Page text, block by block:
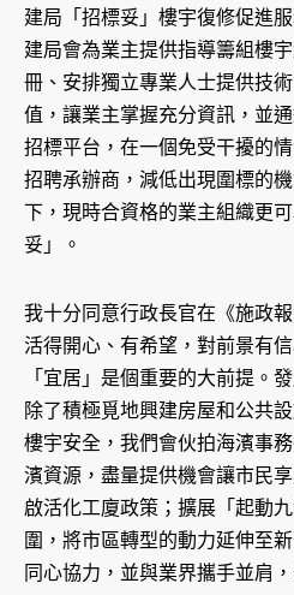
建局「招標妥」樓宇復修促進
建局會為業主提供指導籌組樓
冊、安排獨立專業人士提供技
值，讓業主掌握充分資訊，並
招標平台，在一個免受干擾的
招聘承辦商，減低出現圍標的
下，現時合資格的業主組織更
妥」。
我十分同意行政長官在《施政
活得開心、有希望，對前景有
「宜居」是個重要的大前提。
除了積極覓地興建房屋和公共
樓宇安全，我們會伙拍海濱事
濱資源，盡量提供機會讓市民
啟活化工廈政策；擴展「起動
圍，將市區轉型的動力延伸至
同心協力，並與業界攜手並肩